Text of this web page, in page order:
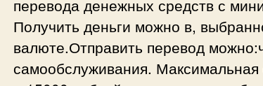
перевода денежных средств с
Получить деньги можно в,
валюте.Отправить перевод
самообслуживания.